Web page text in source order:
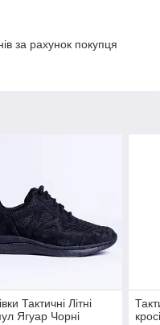
за рахунок покупця
Тактичні Літні
Ягуар Чорні